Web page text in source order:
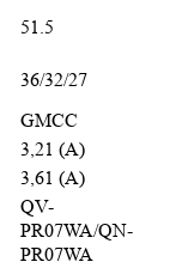
51.5
36/32/27
GMCC
3,21 (A)
3,61 (A)
QV-
PR07WA/QN-
PR07WA